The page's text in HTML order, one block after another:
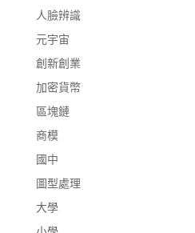
人臉辨識
元宇宙
創新創業
加密貨幣
區塊鏈
商模
國中
圖型處理
大學